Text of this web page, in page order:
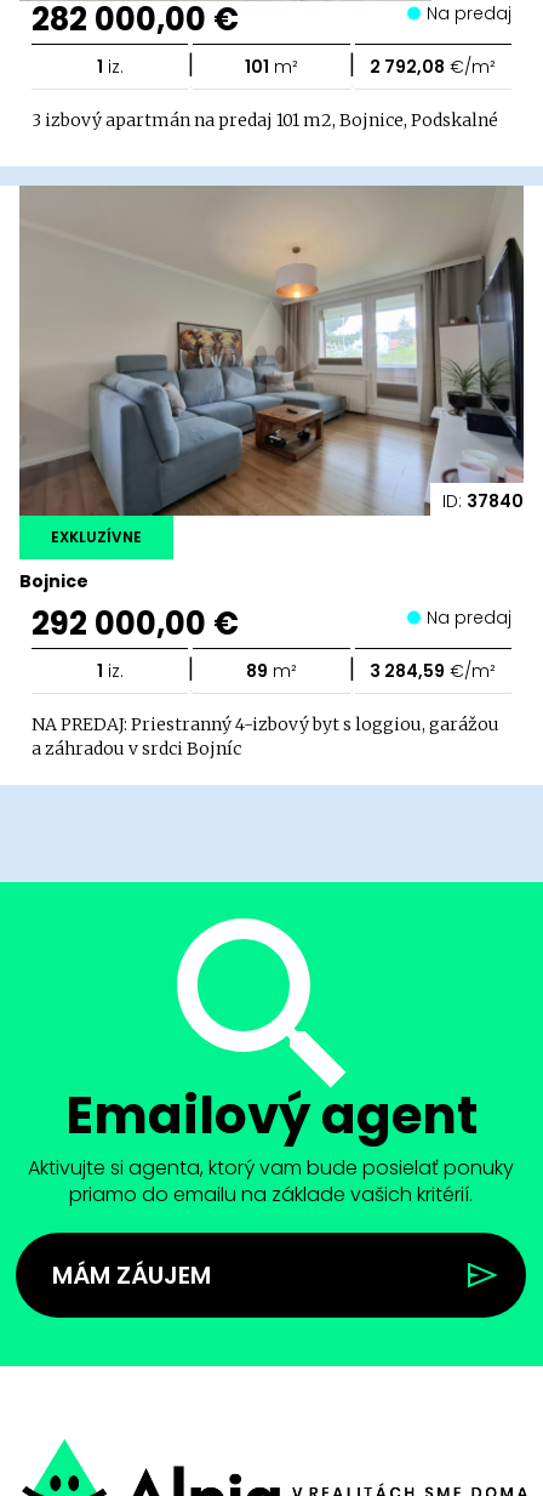
282 000,00 € Na predaj
1 iz. | 101 m² | 2 792,08 €/m²
3 izbový apartmán na predaj 101 m2, Bojnice, Podskalné
ID: 37840
Bojnice
EXKLUZÍVNE
292 000,00 € Na predaj
1 iz. | 89 m² | 3 284,59 €/m²
NA PREDAJ: Priestranný 4-izbový byt s loggiou, garážou
a záhradou v srdci Bojníc
Emailový agent
Aktivujte si agenta, ktorý vam bude posielať ponuky
priamo do emailu na základe vašich kritérií.
MÁM ZÁUJEM